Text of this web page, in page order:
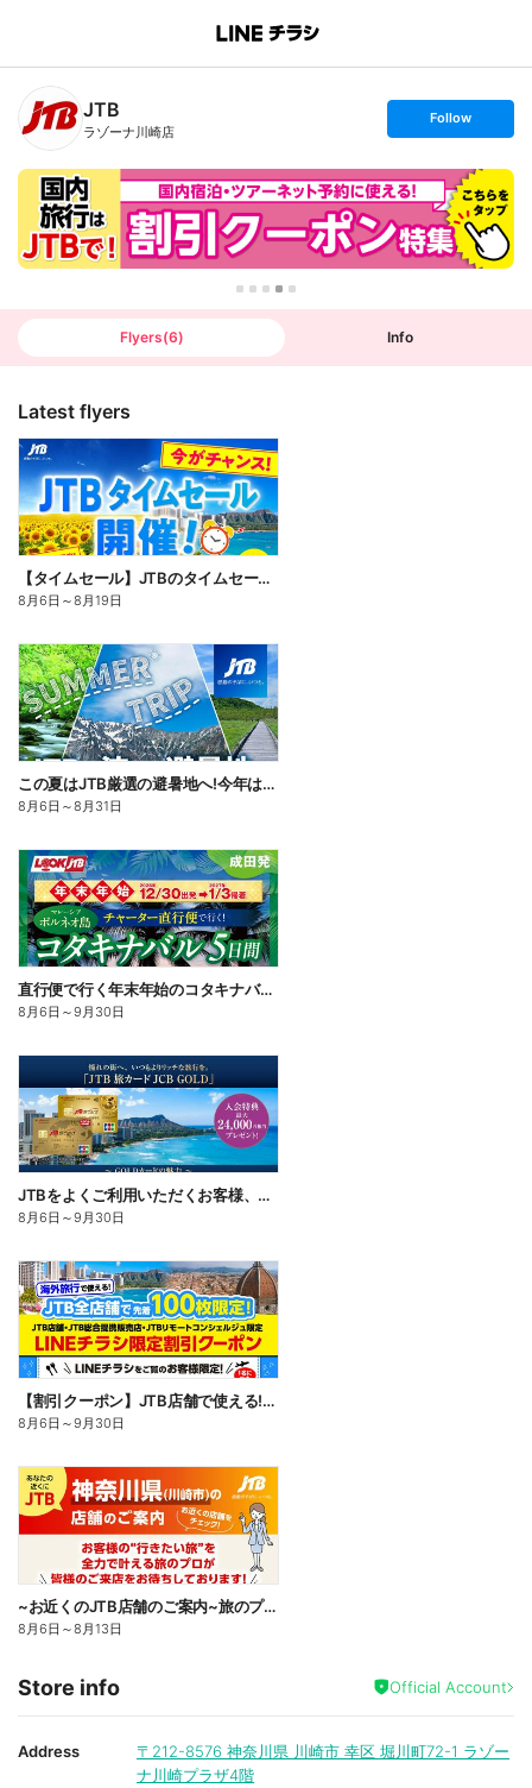
B
n
h
T
JTB
ラゾーナ川崎店
s
t
o
l
o
w
Follow
Flyers(6) Info
Latest flyers
【タイムセール】JTBのタイムセール開催中!国内も海外も♪期間限定なのでお見逃しなく!
8月6日 ～8月19日
この夏はJTB厳選の避暑地へ!今年は、旅の目的地に「涼しさ」を選んでみませんか。割引クーポンもご用意
8月6日 ～8月31日
直行便で行く年末年始のコタキナバル。リバーサファリや2つの離島巡りなどから選べる満喫プランをご用意♪
8月6日 ～9月30日
JTBをよくご利用いただくお客様、旅行がお好きなお客様に特におすすめのカード。入会キャンペーン実施中
8月6日 ～9月30日
【割引クーポン】JTB店舗で使える!LINEチラシをご覧のお客様限定のお得な海外割引クーポン配布中♪
8月6日 ～9月30日
~お近くのJTB店舗のご案内~旅のプロがお客様の行きたい旅を叶えます!ご来店お待ちしております
8月6日 ～8月13日
Store info Official Account
Address 〒212-8576 神奈川県 川崎市 幸区 堀川町72-1 ラゾー
ナ川崎プラザ4階